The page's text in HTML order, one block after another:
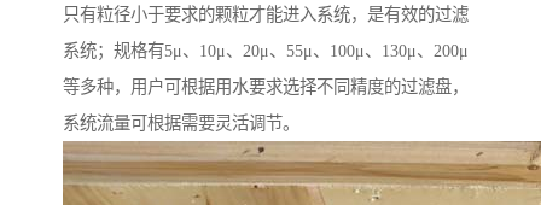
只有粒径小于要求的颗粒才能进入系统，是有效的过滤
系统；规格有5μ、10μ、20μ、55μ、100μ、130μ、200μ
等多种，用户可根据用水要求选择不同精度的过滤盘，
系统流量可根据需要灵活调节。